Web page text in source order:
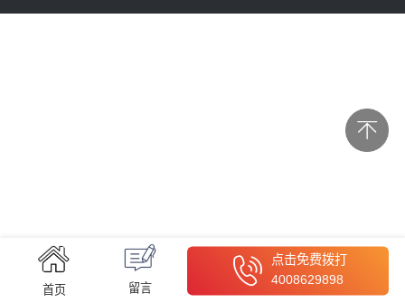
首页 留言
点击免费拨打
4008629898